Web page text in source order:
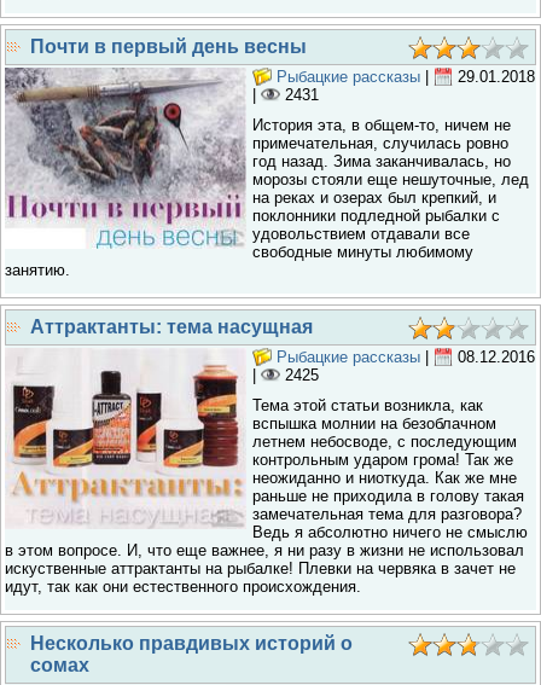
Почти в первый день весны
Рыбацкие рассказы
29.01.2018
2431
История эта, в общем-то, ничем не
примечательная, случилась ровно
год назад. Зима заканчивалась, но
морозы стояли еще нешуточные, лед
на реках и озерах был крепкий, и
поклонники подледной рыбалки с
удовольствием отдавали все
свободные минуты любимому
занятию.
Аттрактанты: тема насущная
Рыбацкие рассказы
08.12.2016
2425
Тема этой статьи возникла, как
вспышка молнии на безоблачном
летнем небосводе, с последующим
контрольным ударом грома! Так же
неожиданно и ниоткуда. Как же мне
раньше не приходила в голову такая
замечательная тема для разговора?
Ведь я абсолютно ничего не смыслю
в этом вопросе. И, что еще важнее, я ни разу в жизни не использовал
искуственные аттрактанты на рыбалке! Плевки на червяка в зачет не
идут, так как они естественного происхождения.
Несколько правдивых историй о
сомах